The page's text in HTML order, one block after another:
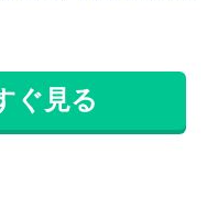
ぐ見る